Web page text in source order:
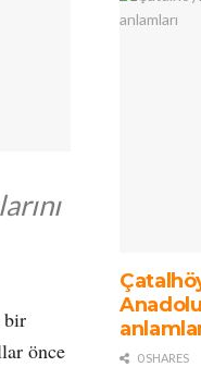
bir
önce
0 SHARES